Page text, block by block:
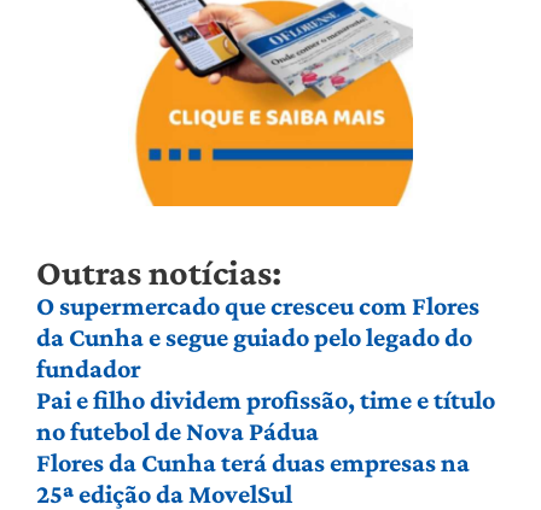
Outras notícias:
O supermercado que cresceu com Flores
da Cunha e segue guiado pelo legado do
fundador
Pai e filho dividem profissão, time e título
no futebol de Nova Pádua
Flores da Cunha terá duas empresas na
25ª edição da MovelSul